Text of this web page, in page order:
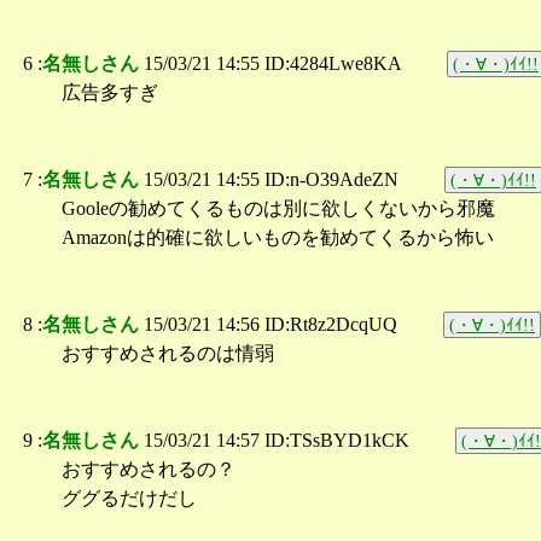
6 :名無しさん 15/03/21 14:55 ID:4284Lwe8KA (・∀・)ｲｲ!!
広告多すぎ
7 :名無しさん 15/03/21 14:55 ID:n-O39AdeZN (・∀・)ｲｲ!!
Gooleの勧めてくるものは別に欲しくないから邪魔
Amazonは的確に欲しいものを勧めてくるから怖い
8 :名無しさん 15/03/21 14:56 ID:Rt8z2DcqUQ (・∀・)ｲｲ!!
おすすめされるのは情弱
9 :名無しさん 15/03/21 14:57 ID:TSsBYD1kCK (・∀・)ｲｲ
おすすめされるの？
ググるだけだし